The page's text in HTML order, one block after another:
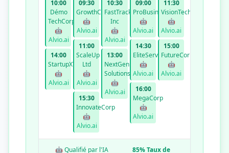
10:00
Démo
TechCorp
🤖
Alvio.ai
14:00
StartupXYZ
🤖
Alvio.ai
09:30
GrowthCo
🤖
Alvio.ai
11:00
ScaleUp
Ltd
🤖
Alvio.ai
15:30
InnovateCorp
🤖
Alvio.ai
10:30
FastTrack
Inc
🤖
Alvio.ai
13:00
NextGen
Solutions
🤖
Alvio.ai
09:00
ProBusiness
🤖
Alvio.ai
14:30
EliteServices
🤖
Alvio.ai
16:00
MegaCorp
🤖
Alvio.ai
11:30
VisionTech
🤖
Alvio.ai
15:00
FutureCorp
🤖
Alvio.ai
🤖 Qualifié par l'IA
85% Taux de